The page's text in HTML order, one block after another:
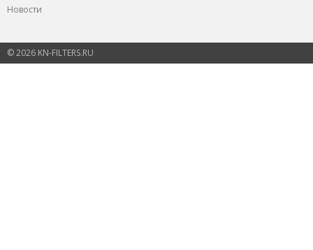
Новости
© 2026 KN-FILTERS.RU